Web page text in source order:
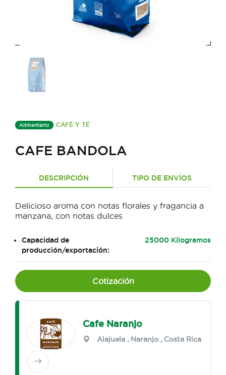
Alimentario CAFÉ Y TÉ
CAFE BANDOLA
DESCRIPCIÓN TIPO DE ENVÍOS
Delicioso aroma con notas florales y fragancia a
manzana, con notas dulces
Capacidad de
producción/exportación:
25000 Kilogramos
Cotización
Cafe Naranjo
Alajuela , Naranjo , Costa Rica